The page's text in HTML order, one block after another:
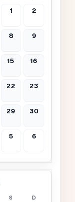
1 2
8 9
15 16
22 23
29 30
5 6
S D